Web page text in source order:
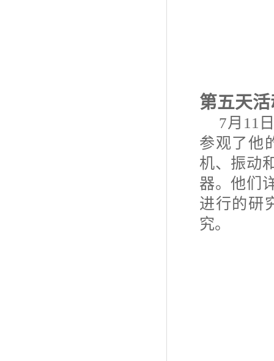
第五天
7月 11
参观了他
机、振动
器。他们
进行的研
究。